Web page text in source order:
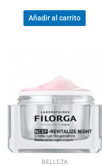
Añadir al carrito
BELLEZA